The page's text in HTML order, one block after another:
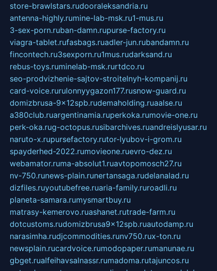
store-brawlstars.rudooraleksandria.ru
antenna-highly.rumine-lab-msk.ru1-mus.ru
3-sex-porn.ruban-damn.rupurse-factory.ru
viagra-tablet.rufasbags.ruadler-jun.rubandamn.ru
fincontech.ru3sexporn.ru1mus.rudarksand.ru
rebus-toys.ruminelab-msk.rurtdco.ru
seo-prodvizhenie-sajtov-stroitelnyh-kompanij.ru
card-voice.rurulonnyygazon177.rusnow-guard.ru
domizbrusa-9x12spb.rudemaholding.ruaalse.ru
a380club.ruargentinamia.ruperkoka.rumovie-one.ru
perk-oka.rug-octopus.rusibarchives.ruandreislyusar.ru
naruto-x.rupursefactory.rutor-lyubov-i-grom.ru
spayderhed-2022.rumovieone.ruevro-dez.ru
webamator.ruma-absolut1.ruavtopomosch27.ru
nv-750.runews-plain.runertansaga.rudelanalad.ru
dizfiles.ruyoutubefree.ruaria-family.ruroadli.ru
planeta-samara.rumysmartbuy.ru
matrasy-kemerovo.ruashanet.rutrade-farm.ru
dotcustoms.rudomizbrusa9x12spb.ruautodamp.ru
narasimha.rudjcommodities.runv750.rux-ton.ru
newsplain.rucardvoice.rumodopaper.rumanunae.ru
gbget.rualfeihavsalnassr.rumadoma.rutajuncos.ru